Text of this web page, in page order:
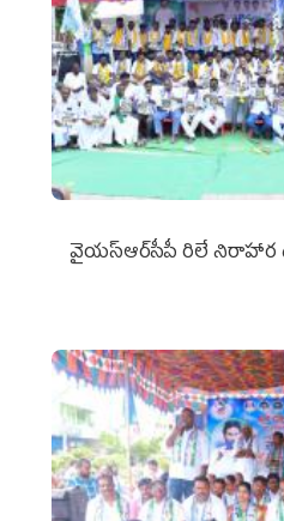
వైయ‌స్ఆర్‌సీపీ రిలే నిరాహార